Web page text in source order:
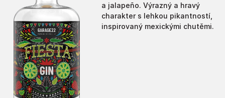
a jalapeño. Výrazný a hravý
charakter s lehkou pikantností,
inspirovaný mexickými chutěmi.